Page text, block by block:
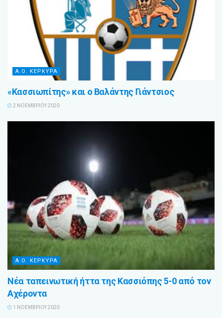
Α.Ο. ΚΕΡΚΥΡΑ
«Κασσιωπίτης» και ο Βαλάντης Γιάντσιος
2 ΝΟΕΜΒΡΊΟΥ 2020
Α.Ο. ΚΕΡΚΥΡΑ
Νέα ταπεινωτική ήττα της Κασσιόπης 5-0 από τον
Αχέροντα
1 ΝΟΕΜΒΡΊΟΥ 2020